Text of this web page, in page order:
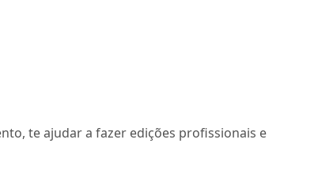
te ajudar a fazer edições profissionais e